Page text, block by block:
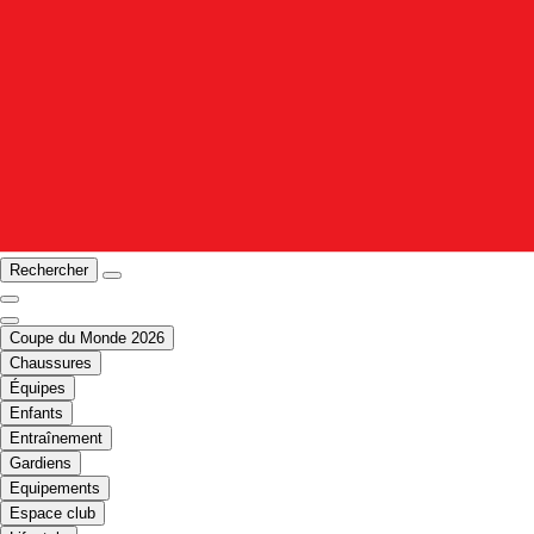
Rechercher
Coupe du Monde 2026
Chaussures
Équipes
Enfants
Entraînement
Gardiens
Equipements
Espace club